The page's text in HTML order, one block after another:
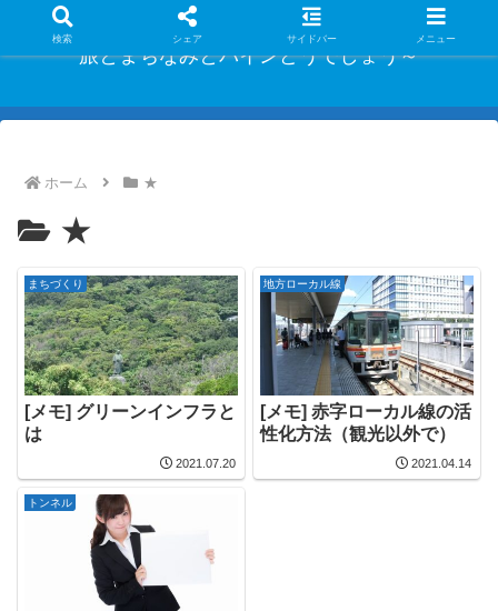
旅とまちなみとパインどうでしょう～
ホーム ★
★
まちづくり
[メモ] グリーンインフラと
は
2021.07.20
地方ローカル線
[メモ] 赤字ローカル線の活
性化方法（観光以外で）
2021.04.14
トンネル
検索 シェア サイドバー メニュー